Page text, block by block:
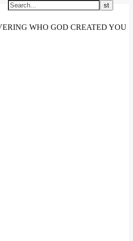
WHO GOD CREATED YOU